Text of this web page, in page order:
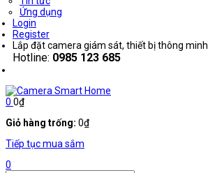
Ứng dụng
Login
Register
Lắp đặt camera giám sát, thiết bị thông minh
Hotline: 0985 123 685
0 0₫
Giỏ hàng trống: 0₫
Tiếp tục mua sắm
0